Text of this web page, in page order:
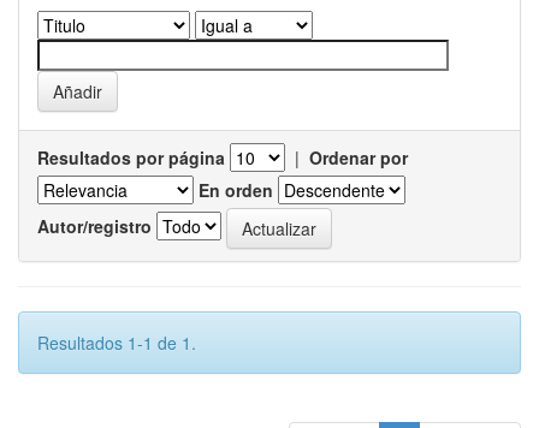
Resultados por página | Ordenar por
En orden
Autor/registro
Resultados 1-1 de 1.